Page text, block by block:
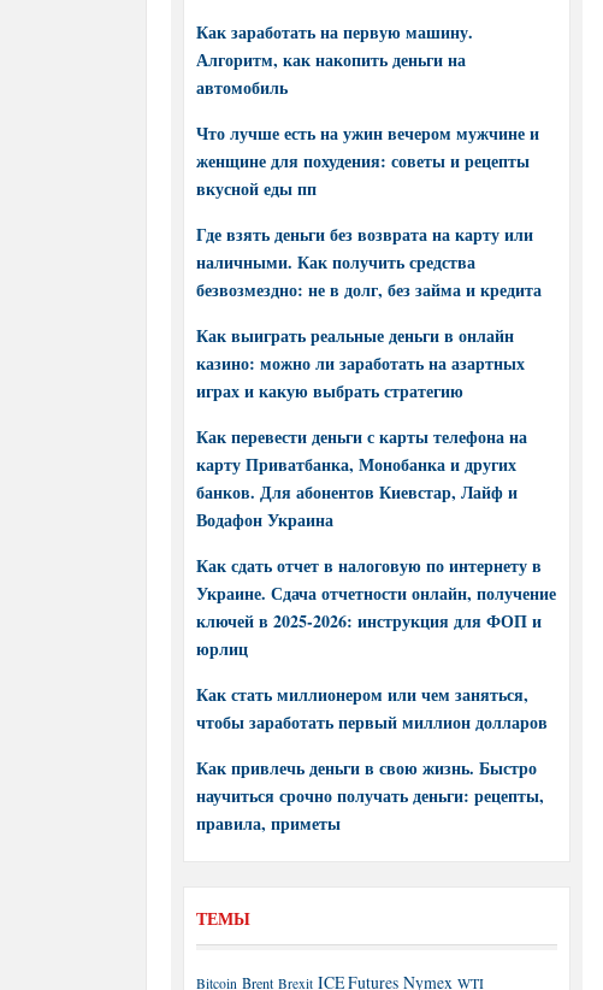
Как заработать на первую машину.
Алгоритм, как накопить деньги на
автомобиль
Что лучше есть на ужин вечером мужчине и
женщине для похудения: советы и рецепты
вкусной еды пп
Где взять деньги без возврата на карту или
наличными. Как получить средства
безвозмездно: не в долг, без займа и кредита
Как выиграть реальные деньги в онлайн
казино: можно ли заработать на азартных
играх и какую выбрать стратегию
Как перевести деньги с карты телефона на
карту Приватбанка, Монобанка и других
банков. Для абонентов Киевстар, Лайф и
Водафон Украина
Как сдать отчет в налоговую по интернету в
Украине. Сдача отчетности онлайн, получение
ключей в 2025-2026: инструкция для ФОП и
юрлиц
Как стать миллионером или чем заняться,
чтобы заработать первый миллион долларов
Как привлечь деньги в свою жизнь. Быстро
научиться срочно получать деньги: рецепты,
правила, приметы
ТЕМЫ
Bitcoin Brent Brexit ICE Futures Nymex WTI